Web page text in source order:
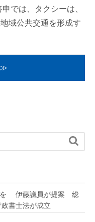
では、タクシーは、
域公共交通を形成す
≫

を 伊藤議員が提案 総
書士法が成立